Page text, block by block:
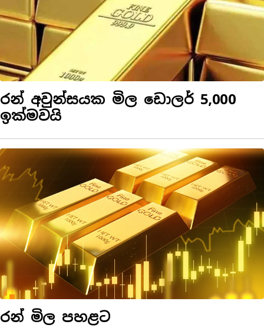
රන් අවුන්සයක මිල ඩොලර් 5,000
ඉක්මවයි
රන් මිල පහළට